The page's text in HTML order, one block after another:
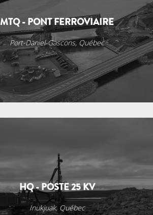
MTQ - PONT FERROVIAIRE
Port-Daniel-Gascons, Québec
HQ - POSTE 25 KV
Inukjuak, Québec